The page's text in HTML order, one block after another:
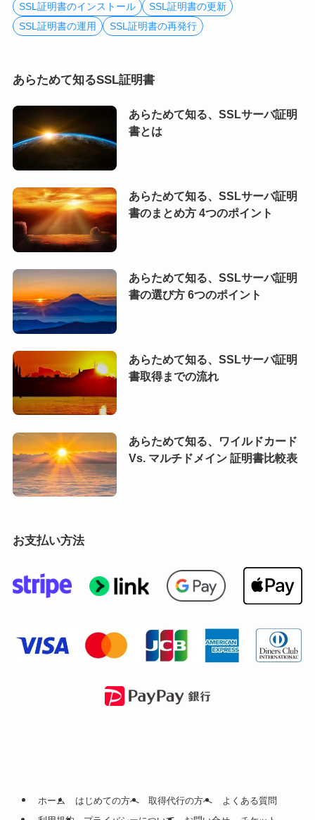
SSL証明書のインストール
SSL証明書の更新
SSL証明書の運用
SSL証明書の再発行
あらためて知るSSL証明書
あらためて知る、SSLサーバ証明
書とは
あらためて知る、SSLサーバ証明
書のまとめ方 4つのポイント
あらためて知る、SSLサーバ証明
書の選び方 6つのポイント
あらためて知る、SSLサーバ証明
書取得までの流れ
あらためて知る、ワイルドカード
Vs. マルチドメイン 証明書比較表
お支払い方法
ホーム はじめての方へ 取得代行の方へ
よくある質問